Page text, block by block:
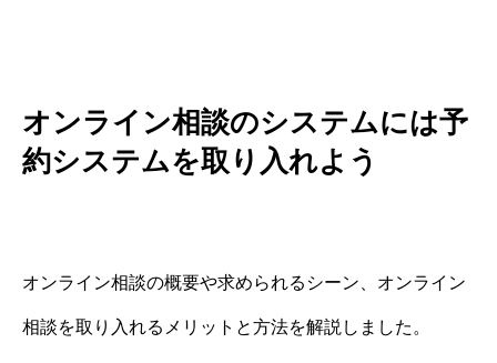
オンライン相談のシステムには予
約システムを取り入れよう
オンライン相談の概要や求められるシーン、オンライン
相談を取り入れるメリットと方法を解説しました。